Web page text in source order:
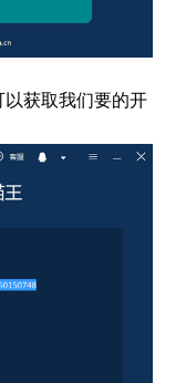
获取我们要的开